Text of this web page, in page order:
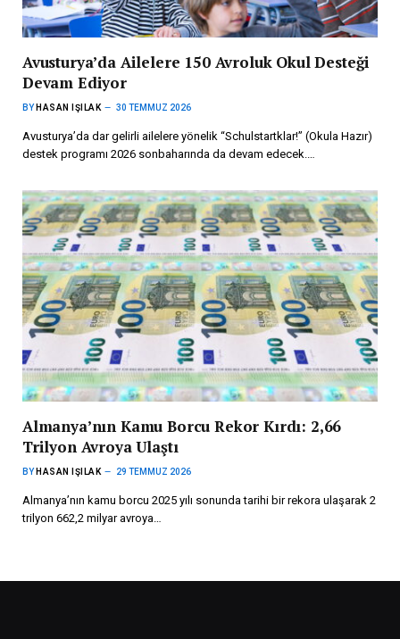
Avusturya’da Ailelere 150 Avroluk Okul Desteği
Devam Ediyor
BY HASAN IŞILAK 30 TEMMUZ 2026
Avusturya’da dar gelirli ailelere yönelik “Schulstartklar!” (Okula Hazır)
destek programı 2026 sonbaharında da devam edecek.…
Almanya’nın Kamu Borcu Rekor Kırdı: 2,66
Trilyon Avroya Ulaştı
BY HASAN IŞILAK 29 TEMMUZ 2026
Almanya’nın kamu borcu 2025 yılı sonunda tarihi bir rekora ulaşarak 2
trilyon 662,2 milyar avroya…